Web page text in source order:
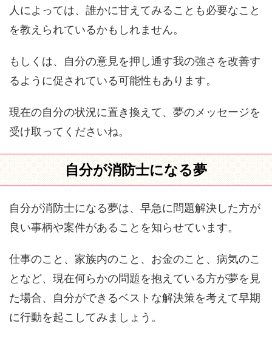
人によっては、誰かに甘えてみることも必要なこと
を教えられているかもしれません。
もしくは、自分の意見を押し通す我の強さを改善す
るように促されている可能性もあります。
現在の自分の状況に置き換えて、夢のメッセージを
受け取ってくださいね。
自分が消防士になる夢
自分が消防士になる夢は、早急に問題解決した方が
良い事柄や案件があることを知らせています。
仕事のこと、家族内のこと、お金のこと、病気のこ
となど、現在何らかの問題を抱えている方が夢を見
た場合、自分ができるベストな解決策を考えて早期
に行動を起こしてみましょう。